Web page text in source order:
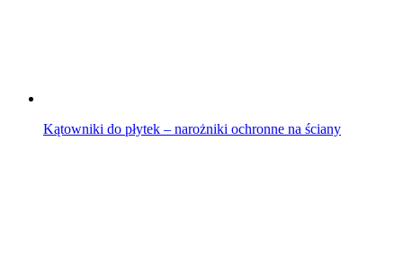
Kątowniki do płytek – narożniki ochronne na ściany